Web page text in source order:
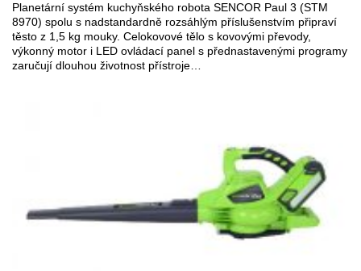
Planetární systém kuchyňského robota SENCOR Paul 3 (STM
8970) spolu s nadstandardně rozsáhlým příslušenstvím připraví
těsto z 1,5 kg mouky. Celokovové tělo s kovovými převody,
výkonný motor i LED ovládací panel s přednastavenými programy
zaručují dlouhou životnost přístroje…